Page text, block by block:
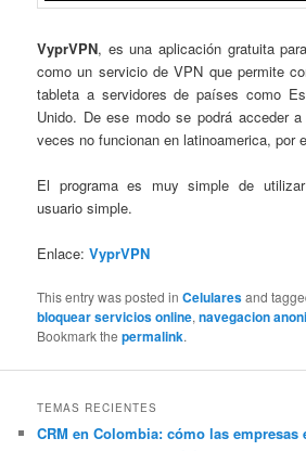
VyprVPN, es una aplicación gratuita
como un servicio de VPN que permite
tableta a servidores de países como
Unido. De ese modo se podrá acceder
veces no funcionan en latinoamerica, por
El programa es muy simple de
usuario simple.
Enlace:VyprVPN
This entry was posted inCelularesand
bloquear servicios online,navegacion
Bookmark thepermalink.
TEMAS RECIENTES
CRM en Colombia: cómo las empresas